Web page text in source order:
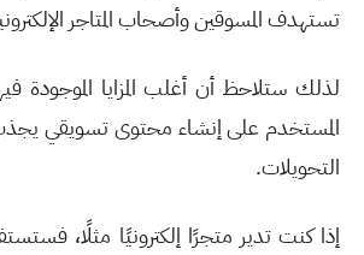
تستهدف المسوقين وأصحاب المتاجر
لذلك ستلاحظ أن أغلب المزايا الموجودة
المستخدم على إنشاء محتوى تسويقي
التحويلات.
إذا كنت تدير متجرًا إلكترونيًا مثلًا،